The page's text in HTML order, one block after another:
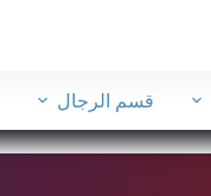
قسم الرجال